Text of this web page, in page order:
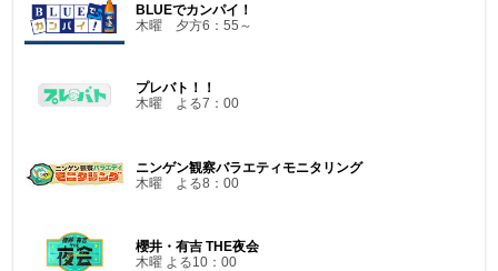
BLUEでカンパイ！
木曜 夕方6：55～
プレバト！！
木曜 よる7：00
ニンゲン観察バラエティモニタリング
木曜 よる8：00
櫻井・有吉 THE夜会
木曜 よる10：00